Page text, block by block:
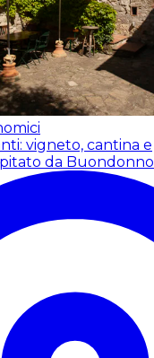
vigneto, cantina e
da Buondonno